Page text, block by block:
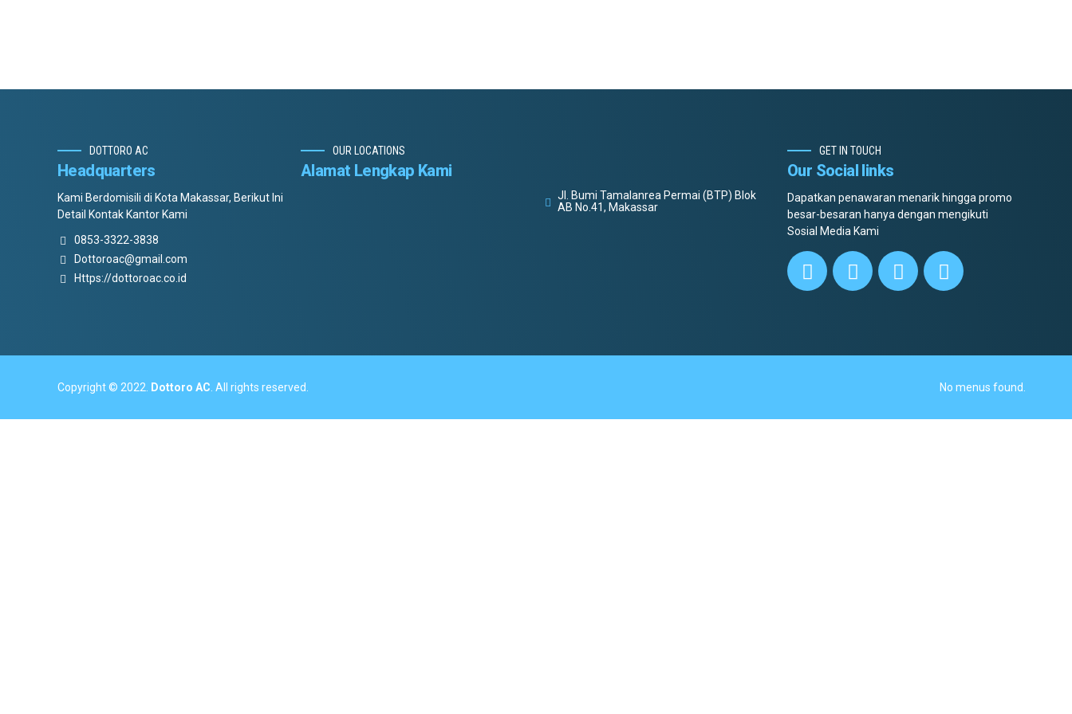
DOTTORO AC
Headquarters
Kami Berdomisili di Kota Makassar, Berikut Ini
Detail Kontak Kantor Kami
0853-3322-3838
Dottoroac@gmail.com
Https://dottoroac.co.id
OUR LOCATIONS
Alamat Lengkap Kami
Jl. Bumi Tamalanrea Permai (BTP) Blok
AB No.41, Makassar
GET IN TOUCH
Our Social links
Dapatkan penawaran menarik hingga promo
besar-besaran hanya dengan mengikuti
Sosial Media Kami
Copyright © 2022. Dottoro AC . All rights reserved. No menus found.